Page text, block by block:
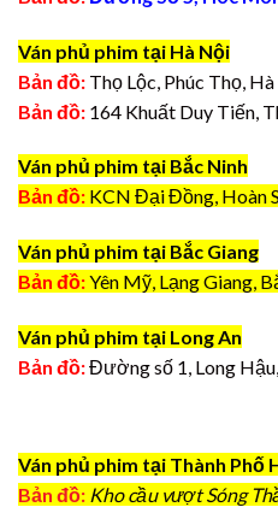
Ván phủ phim tại Hà Nội
Bản đồ: Thọ Lộc, Phúc Thọ,
Bản đồ: 164 Khuất Duy Tiến,
Ván phủ phim tại Bắc Ninh
Bản đồ: KCN Đại Đồng, Hoàn
Ván phủ phim tại Bắc Giang
Bản đồ:Yên Mỹ, Lạng Giang,
Ván phủ phim tại Long An
Bản đồ:Đường số 1, Long
Ván phủ phim tại Thành Phố
Bản đồ: Kho cầu vượt Sóng